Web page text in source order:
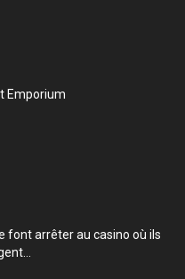
Emporium
font arrêter au casino où ils